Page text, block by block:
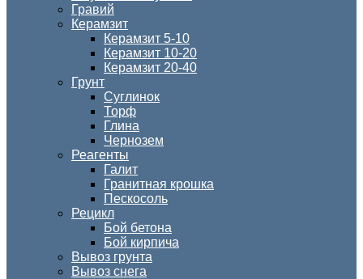
Гравий
Керамзит
Керамзит 5-10
Керамзит 10-20
Керамзит 20-40
Грунт
Суглинок
Торф
Глина
Чернозем
Реагенты
Галит
Гранитная крошка
Пескосоль
Рецикл
Бой бетона
Бой кирпича
Вывоз грунта
Вывоз снега